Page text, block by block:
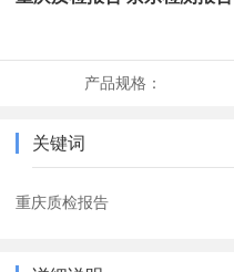
产品规格：
关键词
重庆质检报告